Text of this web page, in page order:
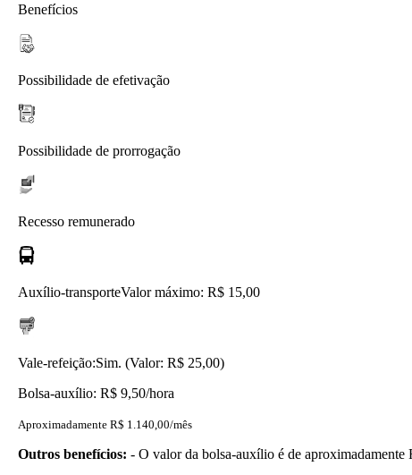
Benefícios
Possibilidade de efetivação
Possibilidade de prorrogação
Recesso remunerado
Auxílio-transporteValor máximo: R$ 15,00
Vale-refeição:Sim. (Valor: R$ 25,00)
Bolsa-auxílio: R$ 9,50/hora
Aproximadamente R$ 1.140,00/mês
Outros benefícios: - O valor da bolsa-auxílio é de aproximadamente